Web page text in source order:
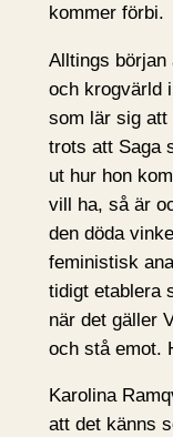
kommer förbi.
Alltings början
och krogvärld
som lär sig att
trots att Saga
ut hur hon
vill ha, så är
den döda
feministisk
tidigt etablera
när det gäller
och stå emot.
Karolina
att det känns